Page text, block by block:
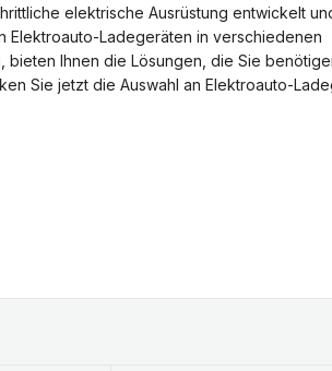
elektrische Ausrüstung entwickelt
Elektroauto-Ladegeräten in verschiedenen
Ihnen die Lösungen, die Sie
Sie jetzt die Auswahl an Elektroauto-